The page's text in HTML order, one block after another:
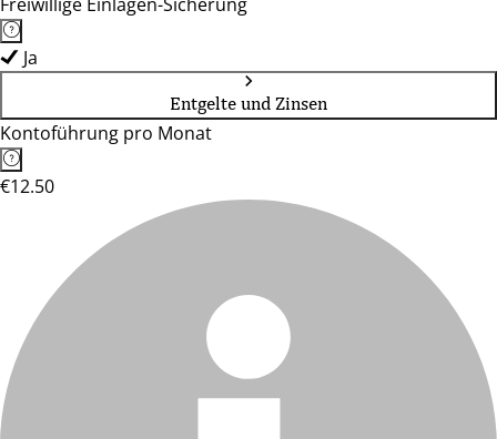
Ja
Entgelte und Zinsen
Kontoführung pro Monat
€12.50